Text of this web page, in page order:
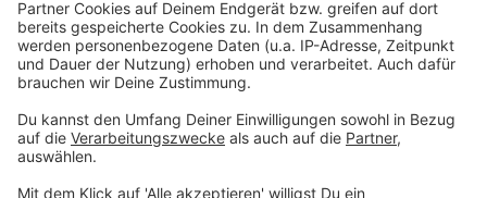
mehrfach unter Beweis. Unter anderem fand er
versteckte Drogen unter einem geparkten PKW sowie
in Büschen in den Parkanlagen. Die Betäubungsmittel
wurden sichergestellt. In einem Fall wurde eine
größere Bargeldmenge, die aus Btm-Geschäften
stammen dürfte, im Rahmen der sogenannten
Gewinnabschöpfung sichergestellt.